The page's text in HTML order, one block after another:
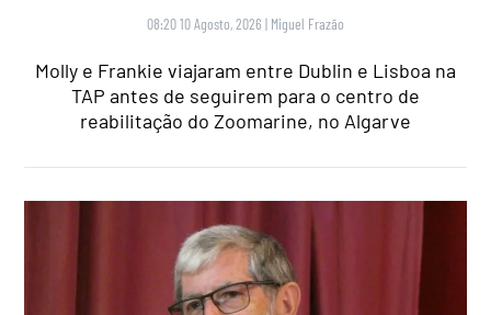
08:20 10 Agosto, 2026 | Miguel Frazão
Molly e Frankie viajaram entre Dublin e Lisboa na
TAP antes de seguirem para o centro de
reabilitação do Zoomarine, no Algarve